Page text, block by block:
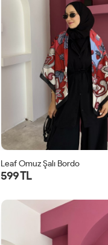
STD
Leaf Omuz Şalı Bordo
599 TL